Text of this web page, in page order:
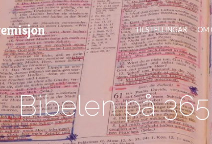
TILSTELLINGAR OM
Bibelen på